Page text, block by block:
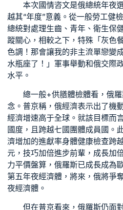
本次國情咨文是俄總統年夜
越其“年度”意義。從一般勞工健檢
總統對處理生齒、青年、衛生保
蹤關心，相較之下，特殊「灰色
色調！那會讓我的非主流單戀變
水瓶座了！」軍事舉動和俄交際
水平。
總一般+供膳體檢體看，俄
念。普京稱，俄經濟表示出了機
經濟增速高于全球。就該目標而
國度，且跨越七國團體成員國。
濟增加的進獻率身體健康檢查跨
元，技巧加倍進步前輩，成長加
力平價盤算，俄羅斯已成長成為
第五年夜經濟體，將來，俄將爭
夜經濟體。
但在普京看來，俄羅斯仍面